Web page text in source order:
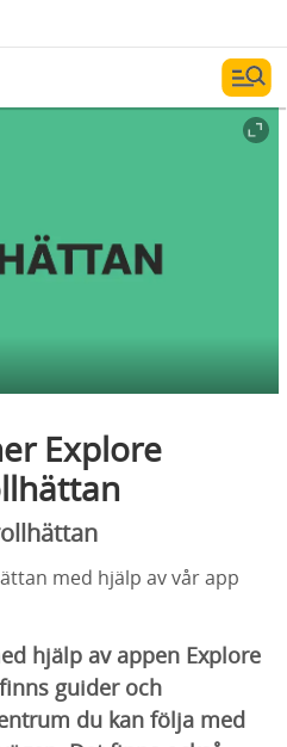
Explore
med hjälp av vår app
hjälp av appen Explore
guider och
du kan följa med